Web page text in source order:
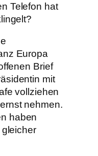
Telefon hat
Europa
Brief
mit
vollziehen
nehmen.
haben